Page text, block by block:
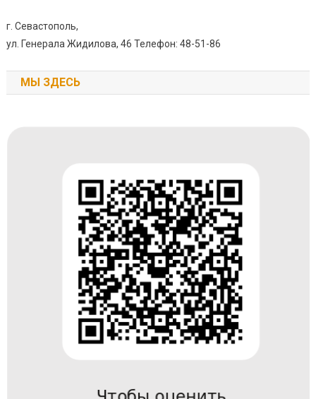
г. Севастополь,
ул. Генерала Жидилова, 46 Телефон: 48-51-86
МЫ ЗДЕСЬ